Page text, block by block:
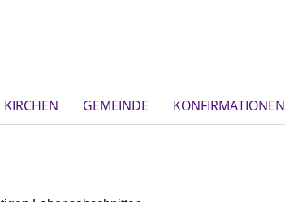
KIRCHEN GEMEINDE KONFIRMATIONEN